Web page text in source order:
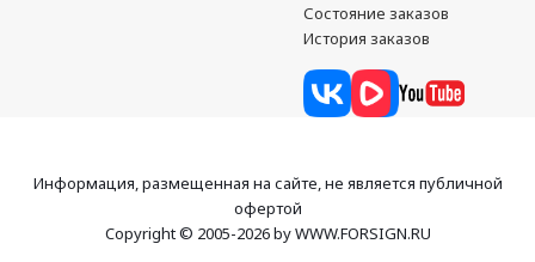
Состояние заказов
История заказов
Информация, размещенная на сайте, не является публичной
офертой
Copyright © 2005-2026 by WWW.FORSIGN.RU